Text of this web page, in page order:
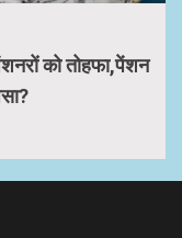
को तोहफा,पेंशन